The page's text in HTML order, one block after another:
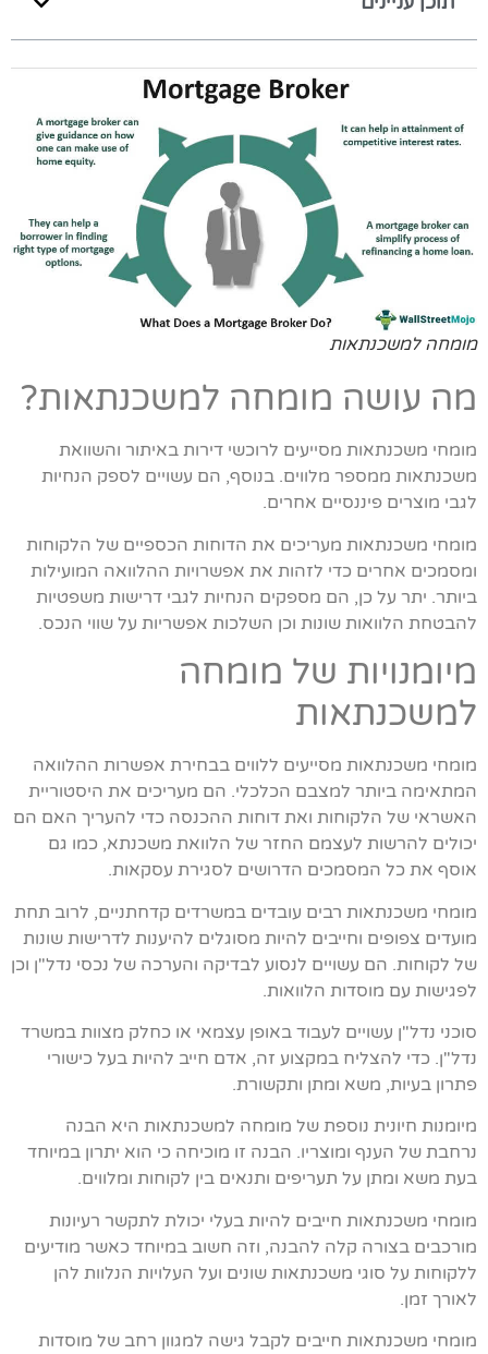
מומחה למשכנתאות
מה עושה מומחה למשכנתאות?
מומחי משכנתאות מסייעים לרוכשי דירות באיתור והשוואת
משכנתאות ממספר מלווים. בנוסף, הם עשויים לספק הנחיות
לגבי מוצרים פיננסיים אחרים.
מומחי משכנתאות מעריכים את הדוחות הכספיים של הלקוחות
ומסמכים אחרים כדי לזהות את אפשרויות ההלוואה המועילות
ביותר. יתר על כן, הם מספקים הנחיות לגבי דרישות משפטיות
להבטחת הלוואות שונות וכן השלכות אפשריות על שווי הנכס.
מיומנויות של מומחה
למשכנתאות
מומחי משכנתאות מסייעים ללווים בבחירת אפשרות ההלוואה
המתאימה ביותר למצבם הכלכלי. הם מעריכים את היסטוריית
האשראי של הלקוחות ואת דוחות ההכנסה כדי להעריך האם הם
יכולים להרשות לעצמם החזר של הלוואת משכנתא, כמו גם
אוסף את כל המסמכים הדרושים לסגירת עסקאות.
מומחי משכנתאות רבים עובדים במשרדים קדחתניים, לרוב תחת
מועדים צפופים וחייבים להיות מסוגלים להיענות לדרישות שונות
של לקוחות. הם עשויים לנסוע לבדיקה והערכה של נכסי נדל"ן וכן
לפגישות עם מוסדות הלוואות.
סוכני נדל"ן עשויים לעבוד באופן עצמאי או כחלק מצוות במשרד
נדל"ן. כדי להצליח במקצוע זה, אדם חייב להיות בעל כישורי
פתרון בעיות, משא ומתן ותקשורת.
מיומנות חיונית נוספת של מומחה למשכנתאות היא הבנה
נרחבת של הענף ומוצריו. הבנה זו מוכיחה כי הוא יתרון במיוחד
בעת משא ומתן על תעריפים ותנאים בין לקוחות ומלווים.
מומחי משכנתאות חייבים להיות בעלי יכולת לתקשר רעיונות
מורכבים בצורה קלה להבנה, וזה חשוב במיוחד כאשר מודיעים
ללקוחות על סוגי משכנתאות שונים ועל העלויות הנלוות להן
לאורך זמן.
מומחי משכנתאות חייבים לקבל גישה למגוון רחב של מוסדות